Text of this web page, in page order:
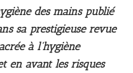
des mains publié
sa prestigieuse revue
à l’hygiène
en avant les risques